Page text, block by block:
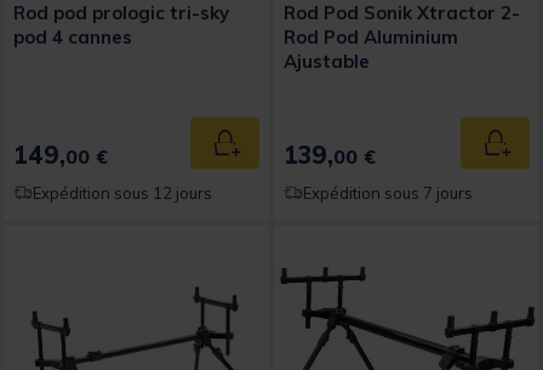
Rod pod prologic tri-sky
pod 4 cannes
149,00 € Ajouter au panier
Expédition sous 12 jours
Rod Pod Sonik Xtractor 2-
Rod Pod Aluminium
Ajustable
139,00 €
Expédition sous 7 jours